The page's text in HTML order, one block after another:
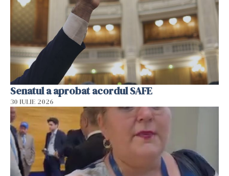
Senatul a aprobat acordul SAFE
30 IULIE 2026